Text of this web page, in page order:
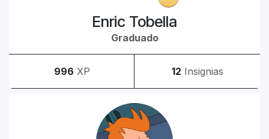
Enric Tobella
Graduado
996 XP 12 Insignias